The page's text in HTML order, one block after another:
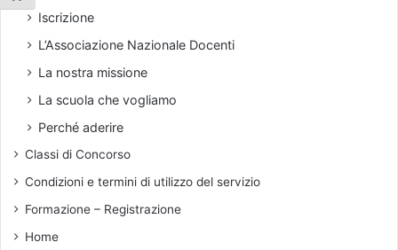
e
u
l
a
o
e
Iscrizione
L’Associazione Nazionale Docenti
La nostra missione
La scuola che vogliamo
Perché aderire
Classi di Concorso
Condizioni e termini di utilizzo del servizio
Formazione – Registrazione
Home